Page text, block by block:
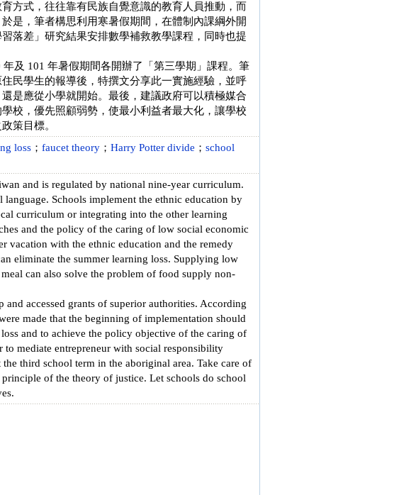
方式，往往靠有民族自覺意識的教育人員推動，而
是，筆者構思利用寒暑假期間，在體制內課綱外開
落差」研究結果安排數學補救教學課程，同時也提
及 101 年暑假期間各開辦了「第三學期」課程。筆
民學生的報導後，特撰文分享此一實施經驗，並呼
是應從小學就開始。最後，建議政府可以積極媒合
校，優先照顧弱勢，使最小利益者最大化，讓學校
策目標。
loss ； faucet theory ； Harry Potter divide ； school
and is regulated by national nine-year curriculum.
Schools implement the ethnic education by
curriculum or integrating into the other learning
and the policy of the caring of low social economic
vacation with the ethnic education and the remedy
eliminate the summer learning loss. Supplying low
can also solve the problem of food supply non-
accessed grants of superior authorities. According
made that the beginning of implementation should
and to achieve the policy objective of the caring of
mediate entrepreneur with social responsibility
third school term in the aboriginal area. Take care of
of the theory of justice. Let schools do school